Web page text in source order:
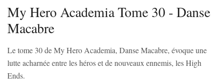
My Hero Academia Tome 30 - Danse
Macabre
Le tome 30 de My Hero Academia, Danse Macabre, évoque une
lutte acharnée entre les héros et de nouveaux ennemis, les High
Ends.